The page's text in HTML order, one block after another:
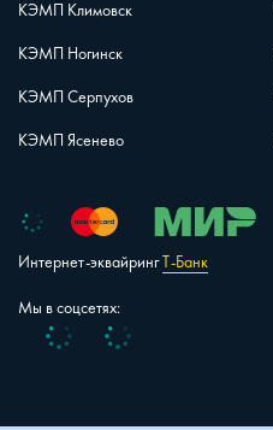
КЭМП Климовск
КЭМП Ногинск
КЭМП Серпухов
КЭМП Ясенево
Интернет-эквайрингТ-Банк
Мы в соцсетях:
Vk Telegram